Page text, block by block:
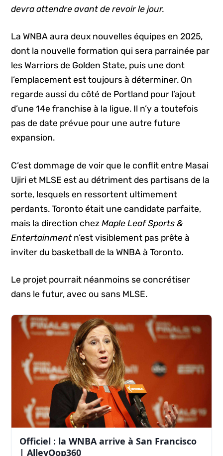
devra attendre avant de revoir le jour.
La WNBA aura deux nouvelles équipes en 2025,
dont la nouvelle formation qui sera parrainée par
les Warriors de Golden State, puis une dont
l’emplacement est toujours à déterminer. On
regarde aussi du côté de Portland pour l’ajout
d’une 14e franchise à la ligue. Il n’y a toutefois
pas de date prévue pour une autre future
expansion.
C’est dommage de voir que le conflit entre Masai
Ujiri et MLSE est au détriment des partisans de la
sorte, lesquels en ressortent ultimement
perdants. Toronto était une candidate parfaite,
mais la direction chezMaple Leaf Sports &
Entertainment n’est visiblement pas prête à
inviter du basketball de la WNBA à Toronto.
Le projet pourrait néanmoins se concrétiser
dans le futur, avec ou sans MLSE.
Officiel : la WNBA arrive à San Francisco
| AlleyOop360